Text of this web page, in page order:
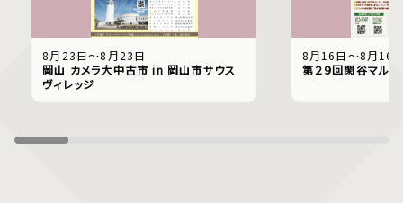
8月23日〜8月23日
岡山 カメラ大中古市 in 岡山市サウス
ヴィレッジ
8月16日〜8月16
第２９回閑谷マルシ